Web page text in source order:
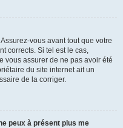
vous avant tout que votre
corrects. Si tel est le cas,
vous assurer de ne pas avoir été
du site internet ait un
de la corriger.
peux à présent plus me